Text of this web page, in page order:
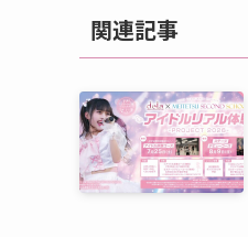
関連記事